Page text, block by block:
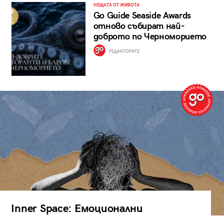
НЕЩАТА ОТ ЖИВОТА
Go Guide Seaside Awards
отново събират най-
доброто по Черноморието
РЕДАКТОРИТЕ
Inner Space: Емоционални